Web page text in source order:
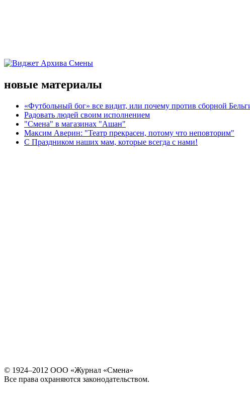
новые материалы
«Футбольный бог» все видит, или почему против сборной
Радовать людей своим исполнением
"Смена" в магазинах "Ашан"
Максим Аверин: "Театр прекрасен, потому что неповторим"
С Праздником наших мам, которые всегда с нами!
© 1924–2012 ООО «Журнал «Смена»
Все права охраняются законодательством.